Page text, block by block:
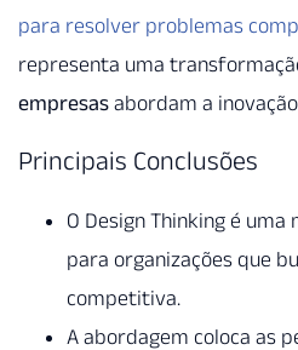
para resolver problemas
representa uma
empresas abordam a
Principais Conclusões
O Design Thinking é
para organizações que
competitiva.
A abordagem coloca as